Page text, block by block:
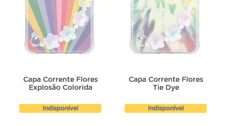
Capa Corrente Flores
Explosão Colorida
Indisponível
Capa Corrente Flores
Tie Dye
Indisponível